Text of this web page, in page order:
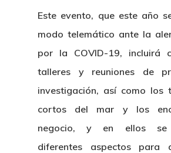
Este evento, que este año
modo telemático ante la
por la COVID-19, incluirá
talleres y reuniones de
investigación, así como los
cortos del mar y los
negocio, y en ellos se
diferentes aspectos para